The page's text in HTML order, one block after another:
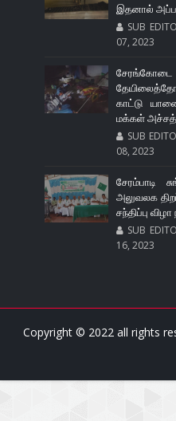
இதனால்
SUB
07, 2023
காட்டு
மக்கள்
SUB
08, 2023
சேரம்பாடி
அலுவலக
சந்திப்பு
SUB
16, 2023
Copyright © 2022 all rights